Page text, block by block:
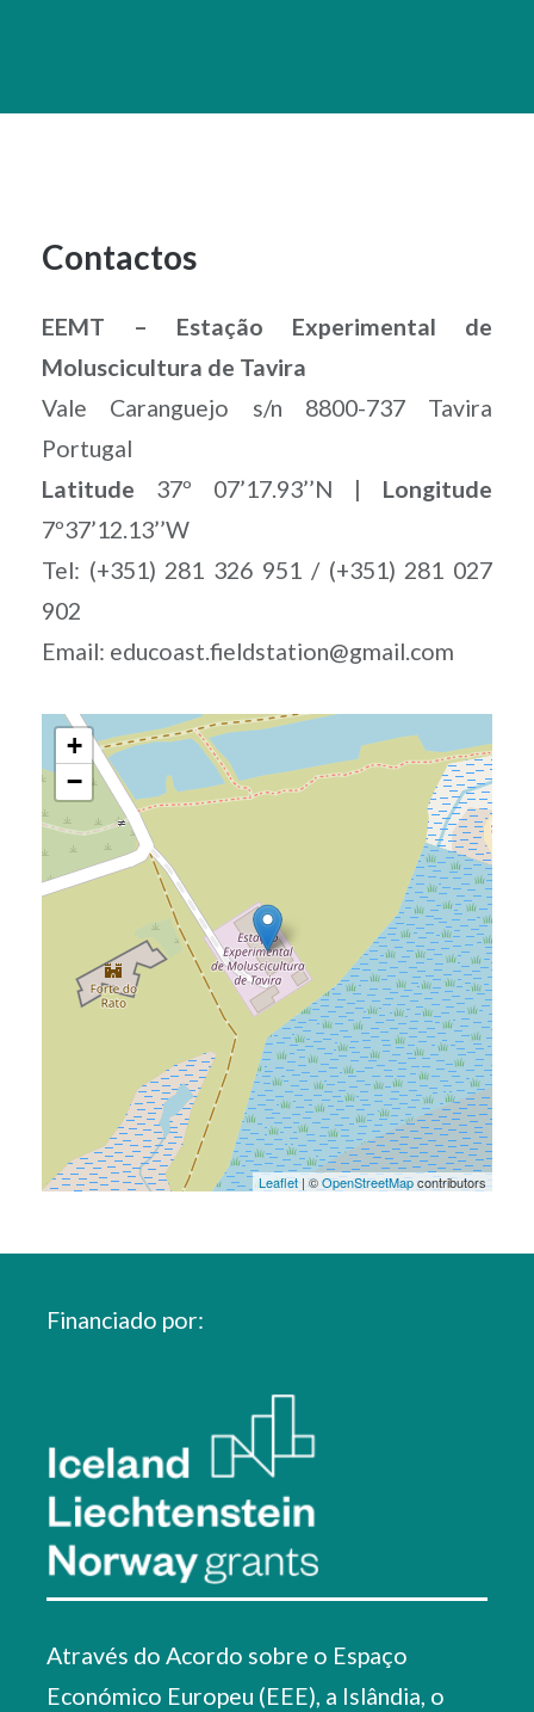
Contactos
EEMT – Estação Experimental de
Moluscicultura de Tavira
Vale Caranguejo s/n 8800-737 Tavira
Portugal
Latitude 37º 07’17.93’’N | Longitude
7º37’12.13’’W
Tel: (+351) 281 326 951 / (+351) 281 027
902
Email: educoast.fieldstation@gmail.com
+
−
Leaflet| ©OpenStreetMapcontributors
Financiado por:
Através do Acordo sobre o Espaço
Económico Europeu (EEE), a Islândia, o